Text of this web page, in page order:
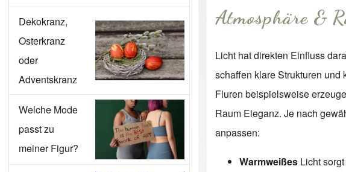
Dekokranz,
Osterkranz
oder
Adventskranz
Welche Mode
passt zu
meiner Figur?
Atmosphäre &
Licht hat direkten Einfluss
schaffen klare Strukturen und
Fluren beispielsweise
Raum Eleganz. Je nach
anpassen:
Warmweißes Licht